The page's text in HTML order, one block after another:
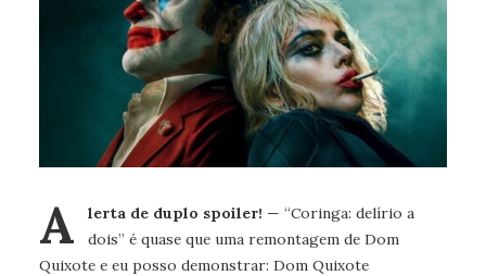
A lerta de duplo spoiler! — “Coringa: delírio a
dois” é quase que uma remontagem de Dom
Quixote e eu posso demonstrar: Dom Quixote